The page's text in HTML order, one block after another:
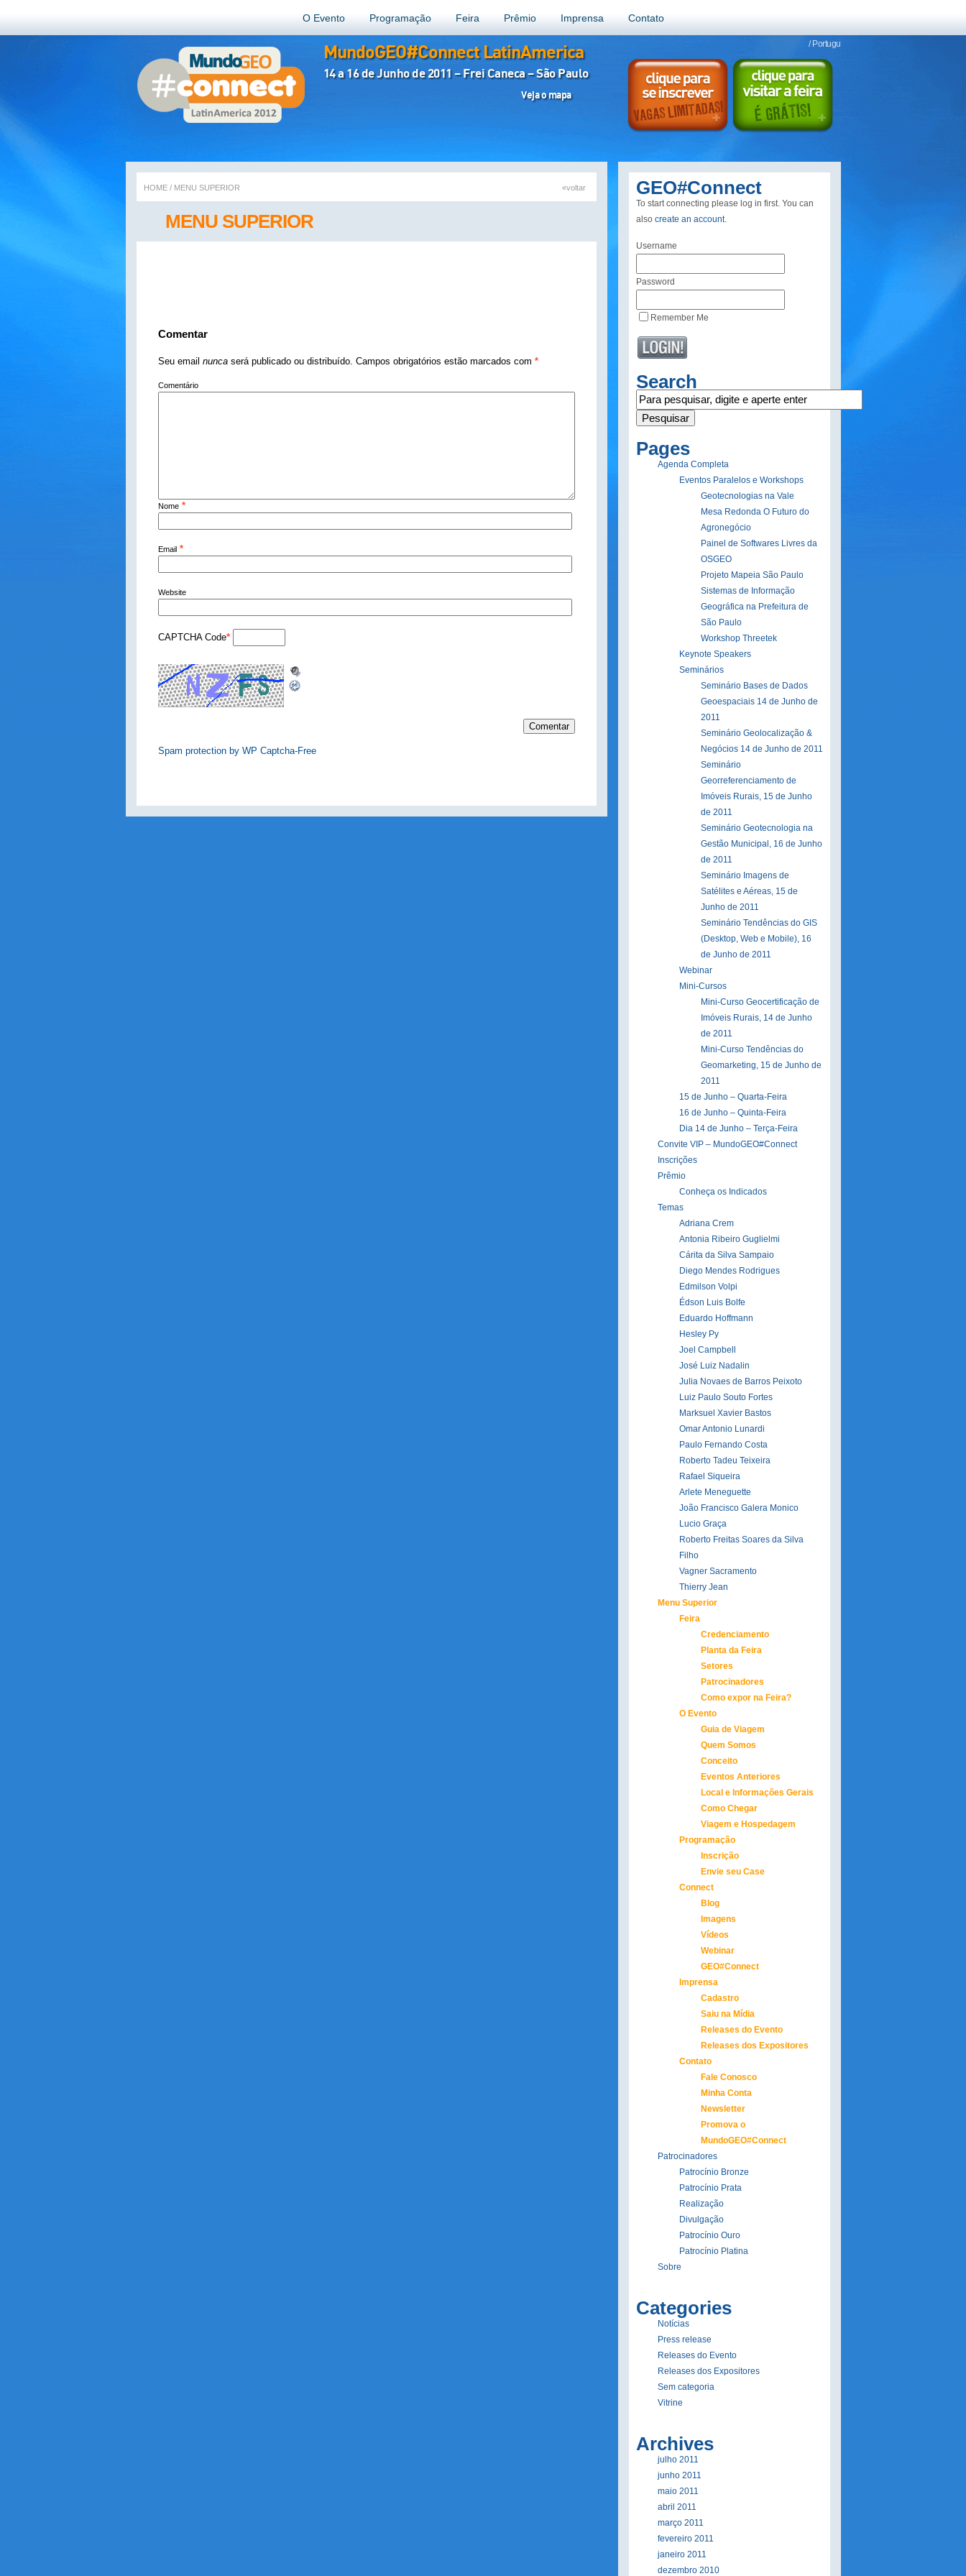
O Evento Programação Feira Prêmio Imprensa Contato
MundoGEO#Connect LatinAmerica
14 a 16 de Junho de 2011 – Frei Caneca – São Paulo
Veja o mapa
/ Portugu
MENU SUPERIOR
HOME/ MENU SUPERIOR «voltar
Comentar
Seu email nuncaserá publicado ou distribuído. Campos obrigatórios estão marcados com *
Comentário
Nome *
Email *
Website
CAPTCHA Code*
Spam protection by WP Captcha-Free
GEO#Connect
To start connecting please log in first. You can
also create an account.
Username
Password
Remember Me
Search
Pages
Agenda Completa
Eventos Paralelos e Workshops
Geotecnologias na Vale
Mesa Redonda O Futuro do
Agronegócio
Painel de Softwares Livres da
OSGEO
Projeto Mapeia São Paulo
Sistemas de Informação
Geográfica na Prefeitura de
São Paulo
Workshop Threetek
Keynote Speakers
Seminários
Seminário Bases de Dados
Geoespaciais 14 de Junho de
2011
Seminário Geolocalização &
Negócios 14 de Junho de 2011
Seminário
Georreferenciamento de
Imóveis Rurais, 15 de Junho
de 2011
Seminário Geotecnologia na
Gestão Municipal, 16 de Junho
de 2011
Seminário Imagens de
Satélites e Aéreas, 15 de
Junho de 2011
Seminário Tendências do GIS
(Desktop, Web e Mobile), 16
de Junho de 2011
Webinar
Mini-Cursos
Mini-Curso Geocertificação de
Imóveis Rurais, 14 de Junho
de 2011
Mini-Curso Tendências do
Geomarketing, 15 de Junho de
2011
15 de Junho – Quarta-Feira
16 de Junho – Quinta-Feira
Dia 14 de Junho – Terça-Feira
Convite VIP – MundoGEO#Connect
Inscrições
Prêmio
Conheça os Indicados
Temas
Adriana Crem
Antonia Ribeiro Guglielmi
Cárita da Silva Sampaio
Diego Mendes Rodrigues
Edmilson Volpi
Édson Luis Bolfe
Eduardo Hoffmann
Hesley Py
Joel Campbell
José Luiz Nadalin
Julia Novaes de Barros Peixoto
Luiz Paulo Souto Fortes
Marksuel Xavier Bastos
Omar Antonio Lunardi
Paulo Fernando Costa
Roberto Tadeu Teixeira
Rafael Siqueira
Arlete Meneguette
João Francisco Galera Monico
Lucio Graça
Roberto Freitas Soares da Silva
Filho
Vagner Sacramento
Thierry Jean
Menu Superior
Feira
Credenciamento
Planta da Feira
Setores
Patrocinadores
Como expor na Feira?
O Evento
Guia de Viagem
Quem Somos
Conceito
Eventos Anteriores
Local e Informações Gerais
Como Chegar
Viagem e Hospedagem
Programação
Inscrição
Envie seu Case
Connect
Blog
Imagens
Vídeos
Webinar
GEO#Connect
Imprensa
Cadastro
Saiu na Mídia
Releases do Evento
Releases dos Expositores
Contato
Fale Conosco
Minha Conta
Newsletter
Promova o
MundoGEO#Connect
Patrocinadores
Patrocínio Bronze
Patrocínio Prata
Realização
Divulgação
Patrocínio Ouro
Patrocínio Platina
Sobre
Categories
Notí­cias
Press release
Releases do Evento
Releases dos Expositores
Sem categoria
Vitrine
Archives
julho 2011
junho 2011
maio 2011
abril 2011
março 2011
fevereiro 2011
janeiro 2011
dezembro 2010